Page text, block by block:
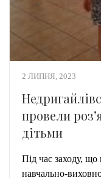
2 ЛИПНЯ, 2023
провели
дітьми
Під час заходу, що
навчально-